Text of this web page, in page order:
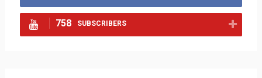
758 SUBSCRIBERS